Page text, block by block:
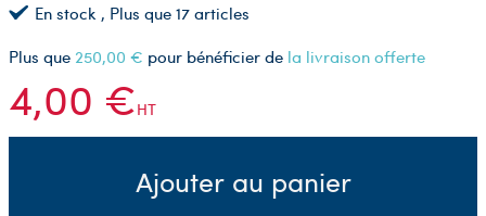
En stock , Plus que 17 articles
Plus que 250,00 € pour bénéficier de la livraison offerte
4,00 €HT
Ajouter au panier